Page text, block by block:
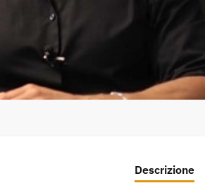
Descrizione